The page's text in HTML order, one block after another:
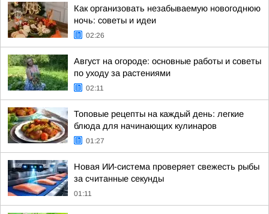
Как организовать незабываемую новогоднюю
ночь: советы и идеи
02:26
Август на огороде: основные работы и советы
по уходу за растениями
02:11
Топовые рецепты на каждый день: легкие
блюда для начинающих кулинаров
01:27
Новая ИИ-система проверяет свежесть рыбы
за считанные секунды
01:11